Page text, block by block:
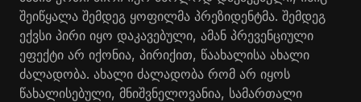
შეიწყალა შემდეგ ყოფილმა პრეზიდენტმა. შემდეგ
ექვსი პირი იყო დაკავებული, ამან პრევენციული
ეფექტი არ იქონია, პირიქით, წაახალისა ახალი
ძალადობა. ახალი ძალადობა რომ არ იყოს
წახალისებული, მნიშვნელოვანია, სამართალი